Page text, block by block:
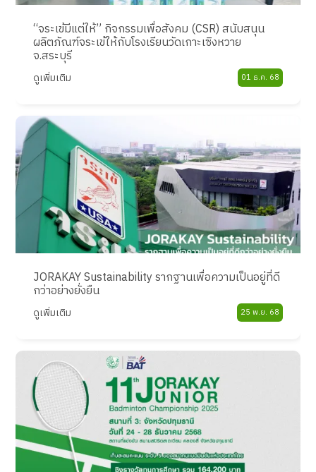
“จระเข้มีแต่ให้” กิจกรรมเพื่อสังคม (CSR) สนับสนุน
ผลิตภัณฑ์จระเข้ให้กับโรงเรียนวัดเกาะเซิงหวาย
จ.สระบุรี
ดูเพิ่มเติม 01 ธ.ค. 68
JORAKAY Sustainability รากฐานเพื่อความเป็นอยู่ที่ดี
กว่าอย่างยั่งยืน
ดูเพิ่มเติม 25 พ.ย. 68